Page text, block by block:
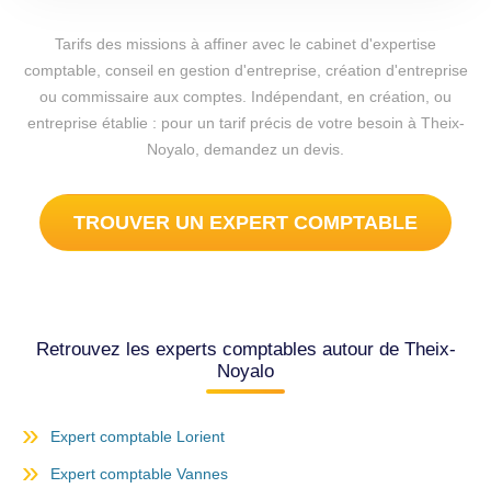
Tarifs des missions à affiner avec le cabinet d'expertise
comptable, conseil en gestion d'entreprise, création d'entreprise
ou commissaire aux comptes. Indépendant, en création, ou
entreprise établie : pour un tarif précis de votre besoin à Theix-
Noyalo, demandez un devis.
TROUVER UN EXPERT COMPTABLE
Retrouvez les experts comptables autour de Theix-
Noyalo
Expert comptable Lorient
Expert comptable Vannes